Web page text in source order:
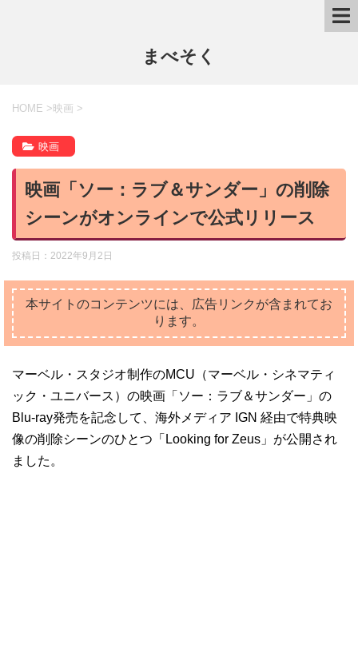
まべそく
HOME > 映画 >
映画
映画「ソー：ラブ＆サンダー」の削除
シーンがオンラインで公式リリース
投稿日： 2022年9月2日
本サイトのコンテンツには、広告リンクが含まれてお
ります。
マーベル・スタジオ制作のMCU（マーベル・シネマティ
ック・ユニバース）の映画「ソー：ラブ＆サンダー」の
Blu-ray発売を記念して、海外メディア IGN 経由で特典映
像の削除シーンのひとつ「Looking for Zeus」が公開され
ました。